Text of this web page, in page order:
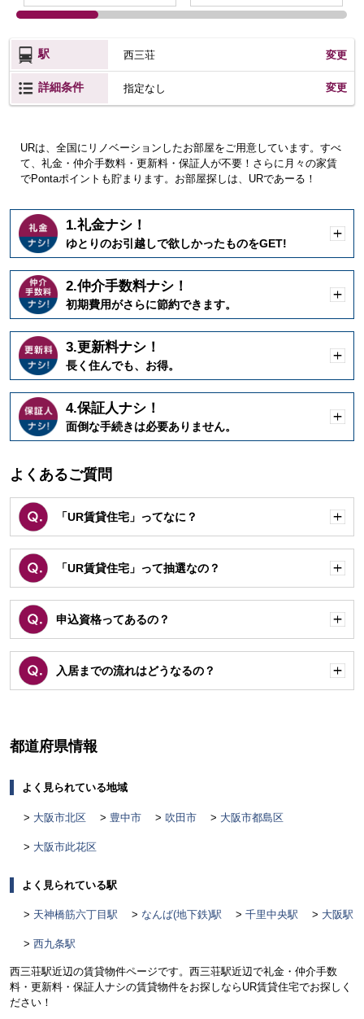
駅 西三荘 変更
詳細条件 指定なし 変更
URは、全国にリノベーションしたお部屋をご用意しています。すべ
て、礼金・仲介手数料・更新料・保証人が不要！さらに月々の家賃
でPontaポイントも貯まります。お部屋探しは、URであーる！
1.礼金ナシ！
ゆとりのお引越しで欲しかったものをGET!
く
2.仲介手数料ナシ！
初期費用がさらに節約できます。
く
3.更新料ナシ！
長く住んでも、お得。
く
4.保証人ナシ！
面倒な手続きは必要ありません。
く
よくあるご質問
「UR賃貸住宅」ってなに？
く
「UR賃貸住宅」って抽選なの？
く
申込資格ってあるの？
く
入居までの流れはどうなるの？
く
都道府県情報
よく見られている地域
大阪市北区 豊中市 吹田市 大阪市都島区
大阪市此花区
よく見られている駅
天神橋筋六丁目駅 なんば(地下鉄)駅 千里中央駅 大阪駅
西九条駅
西三荘駅近辺の賃貸物件ページです。西三荘駅近辺で礼金・仲介手数
料・更新料・保証人ナシの賃貸物件をお探しならUR賃貸住宅でお探しく
ださい！